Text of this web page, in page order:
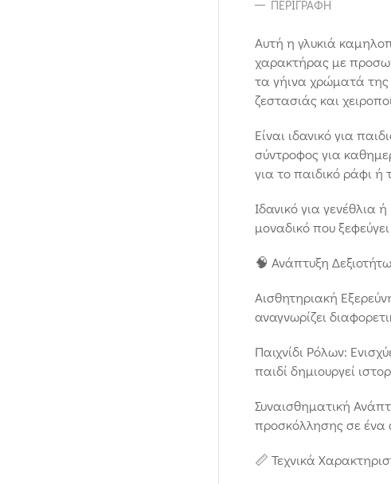
ΠΕΡΙΓΡΑΦΉ
Αυτή η γλυκιά
χαρακτήρας με
τα γήινα χρώματά
ζεστασιάς και
Είναι ιδανικό για
σύντροφος για
για το παιδικό ράφι ή
Ιδανικό για γενέθλια
μοναδικό που
🧠 Ανάπτυξη
Αισθητηριακή
αναγνωρίζει
Παιχνίδι Ρόλων:
παιδί δημιουργεί
Συναισθηματική
προσκόλλησης σε ένα
📏 Τεχνικά